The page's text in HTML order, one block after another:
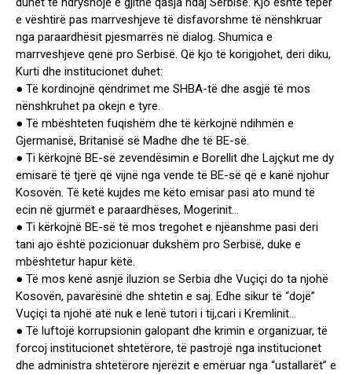
e vështirë pas marrveshjeve të disfavorshme të nënshkruar
nga paraardhësit pjesmarrës në dialog. Shumica e
marrveshjeve qenë pro Serbisë. Që kjo të korigjohet, deri diku,
Kurti dhe institucionet duhet:
● Të kordinojnë qëndrimet me SHBA-të dhe asgjë të mos
nënshkruhet pa okejn e tyre.
● Të mbështeten fuqishëm dhe të kërkojnë ndihmën e
Gjermanisë, Britanisë së Madhe dhe të BE-së.
● Ti kërkojnë BE-së zevendësimin e Borellit dhe Lajçkut me dy
emisarë të tjerë që vijnë nga vende të BE-së që e kanë njohur
Kosovën. Të ketë kujdes me këto emisar pasi ato mund të
ecin në gjurmët e paraardhëses, Mogerinit…
● Ti kërkojnë BE-së të mos tregohet e njëanshme pasi deri
tani ajo është pozicionuar dukshëm pro Serbisë, duke e
mbështetur hapur këtë.
● Të mos kenë asnjë iluzion se Serbia dhe Vuçiçi do ta njohë
Kosovën, pavarësinë dhe shtetin e saj. Edhe sikur të “dojë”
Vuçiçi ta njohë atë nuk e lenë tutori i tij,cari i Kremlinit…
● Të luftojë korrupsionin galopant dhe krimin e organizuar, të
forcoj institucionet shtetërore, të pastrojë nga institucionet
dhe administra shtetërore njerëzit e emëruar nga “ustallarët” e